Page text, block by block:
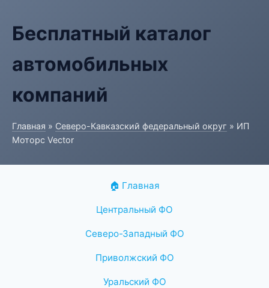
Бесплатный каталог
автомобильных
компаний
Главная » Северо-Кавказский федеральный округ » ИП
Моторс Vector
🏠 Главная
Центральный ФО
Северо-Западный ФО
Приволжский ФО
Уральский ФО